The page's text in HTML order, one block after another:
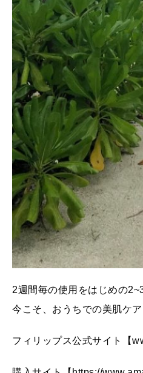
2週間毎の使用をはじめの
今こそ、おうちでの美肌ケ
フィリップス公式サイト【